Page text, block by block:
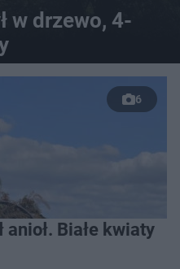
w drzewo, 4-
6
anioł. Białe kwiaty